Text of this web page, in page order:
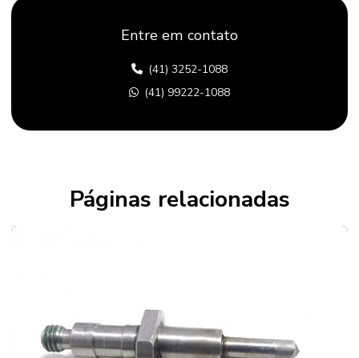
Calibrar durômetro rockwell
Comprar durômetro portatil
Conserto de durômetro
Durômetro barcol
Entre em contato
(41) 3252-1088
(41) 99222-1088
Páginas relacionadas